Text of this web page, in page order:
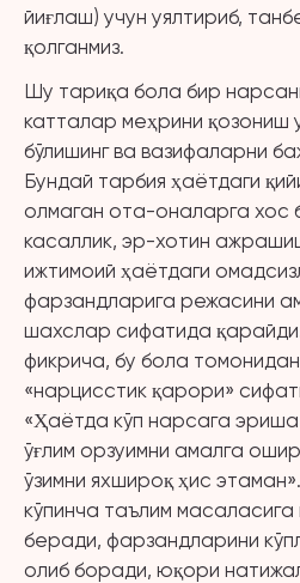
йиғлаш) учун уялтириб,
қолганмиз.
Шу тариқа бола бир
катталар меҳрини қозониш
бўлишинг ва вазифаларни
Бундай тарбия ҳаётдаги
олмаган ота-оналарга хос
касаллик, эр-хотин
ижтимоий ҳаётдаги
фарзандларига режасини
шахслар сифатида
фикрича, бу бола
«нарцисстик қарори»
«Ҳаётда кўп нарсага
ўғлим орзуимни амалга
ўзимни яхшироқ ҳис
кўпинча таълим масаласига
беради, фарзандларини
олиб боради, юқори